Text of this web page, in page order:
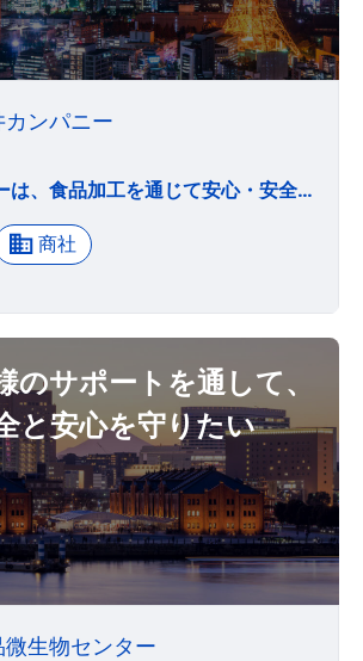
ンパニー
平井カンパニーは、食品加工を通じて安心・安全を提供し、美味なる食文化創造に貢献する。 平井カンパニーは、「お客様に役立ちたい」という使命感を持ち、お客様のグットパートナーを目指します。 平井カンパニーは、一人一人が感謝の気持ちを持ち切磋琢磨する創造カンパニーである。
商社
のサポートを通して、
と安心を守りたい
生物センター